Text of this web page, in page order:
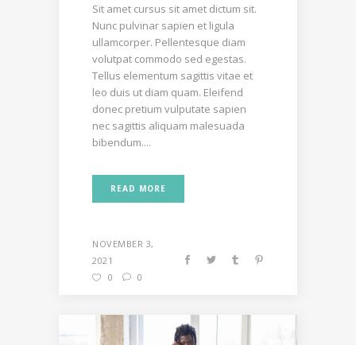
Sit amet cursus sit amet dictum sit.
Nunc pulvinar sapien et ligula
ullamcorper. Pellentesque diam
volutpat commodo sed egestas.
Tellus elementum sagittis vitae et
leo duis ut diam quam. Eleifend
donec pretium vulputate sapien
nec sagittis aliquam malesuada
bibendum....
READ MORE
NOVEMBER 3,
2021
0
0